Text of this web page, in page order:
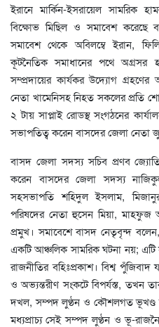
ইরানে মার্কিন-ইসরায়েল সামরিক
বিক্ষোভ মিছিল ও সমাবেশ করেছে
সমাবেশ থেকে অবিলম্বে ইরান,
কূটনৈতিক সমাধানের পথে অগ্রসর
সম্প্রদায়ের কার্যকর উদ্যোগ গ্রহণের
নেতা খামেনিসহ নিহত সকলের প্রতি
২ টায় সাপ্লাই রোডস্থ সংগঠনের
সভাপতিত্ব করেন বাসদের জেলা
বাসদ জেলা সদস্য সচিব প্রণব
করেন বাসদের জেলা সদস্য
সহসভাপতি শহিদুল ইসলাম,
পরিষদের নেতা হুসেন মিয়া,
প্রমুখ। সমাবেশে বাসদ নেতৃবৃন্দ
একটি আঞ্চলিক সামরিক ঘটনা নয়; এটি
রাজনীতির বহিঃপ্রকাশ। বিশ্ব
ও অভ্যন্তরীণ সংকটে বিপর্যস্ত, তখন
দখল, সম্পদ লুণ্ঠন ও কৌশলগত ভূখণ্ড
মধ্যপ্রাচ্য সেই সম্পদ লুণ্ঠন ও ভূ-